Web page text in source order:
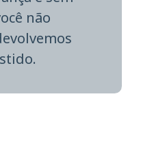
não